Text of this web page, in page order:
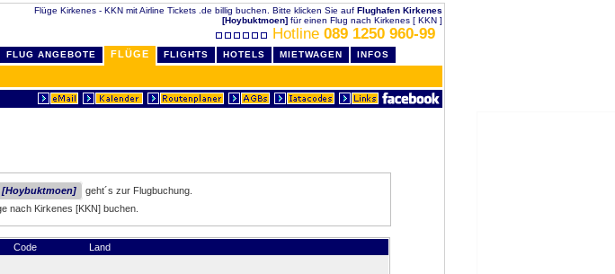
Flüge Kirkenes - KKN mit Airline Tickets .de billig buchen. Bitte klicken Sie auf Flughafen Kirkenes
[Hoybuktmoen] für einen Flug nach Kirkenes [ KKN ]
Hotline 089 1250 960-99
FLUG ANGEBOTE FLÜGE FLIGHTS HOTELS MIETWAGEN INFOS
[Hoybuktmoen]
geht´s zur Flugbuchung.
nach Kirkenes [KKN] buchen.
Code Land